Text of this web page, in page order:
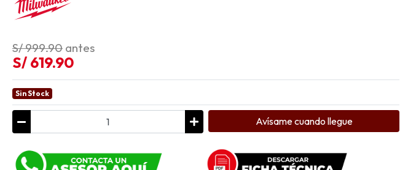
S/ 999.90 antes
S/ 619.90
Sin Stock
Avísame cuando llegue